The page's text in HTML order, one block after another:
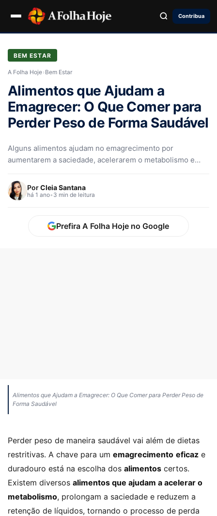
Contribua
BEM ESTAR
A Folha Hoje› Bem Estar
Alimentos que Ajudam a
Emagrecer: O Que Comer para
Perder Peso de Forma Saudável
Alguns alimentos ajudam no emagrecimento por
aumentarem a saciedade, acelerarem o metabolismo e
termogênicos, gorduras boas e vegetais de folhas verdes
são ótimos aliados para perder peso de forma saudável e
PorCleia Santana
há 1 ano• 3 min de leitura
Prefira A Folha Hoje no Google
Alimentos que Ajudam a Emagrecer: O Que Comer para Perder Peso de
Forma Saudável
Perder peso de maneira saudável vai além de dietas
restritivas. A chave para um emagrecimento eficaz e
duradouro está na escolha dos alimentos certos.
Existem diversos alimentos que ajudam a acelerar o
metabolismo, prolongam a saciedade e reduzem a
retenção de líquidos, tornando o processo de perda